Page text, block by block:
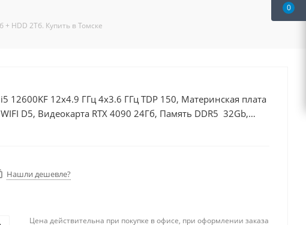
+ HDD 2Тб. Купить в Томске
12600KF 12x4.9 ГГц 4x3.6 ГГц TDP 150, Материнская плата
D5, Видеокарта RTX 4090 24Гб, Память DDR5 32Gb,
2Тб, БП 850Вт
Нашли дешевле?
Цена действительна при покупке в офисе, при оформлении заказа
0